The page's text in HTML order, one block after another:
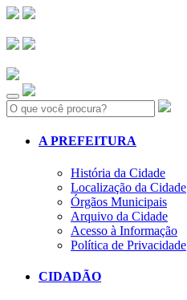
Search:
A PREFEITURA
História da Cidade
Localização da Cidade
Órgãos Municipais
Arquivo da Cidade
Acesso à Informação
Política de Privacidade
CIDADÃO